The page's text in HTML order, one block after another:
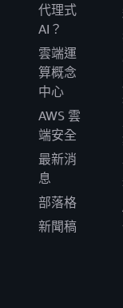
代理式
AI？
雲端運
算概念
中心
AWS 雲
端安全
最新消
息
部落格
新聞稿